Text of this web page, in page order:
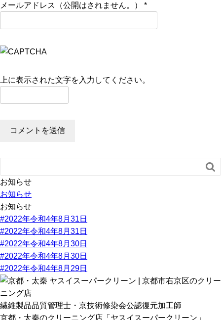
メールアドレス（公開はされません。） *
上に表示された文字を入力してください。

お知らせ
お知らせ
お知らせ
#2022年令和4年8月31日
#2022年令和4年8月31日
#2022年令和4年8月30日
#2022年令和4年8月30日
#2022年令和4年8月29日
繊維製品品質管理士・京技術修染会公認復元加工師
京都・太秦のクリーニング店「ヤスイスーパークリーン」